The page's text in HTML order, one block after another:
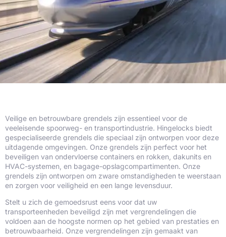
Veilige en betrouwbare grendels zijn essentieel voor de
veeleisende spoorweg- en transportindustrie. Hingelocks biedt
gespecialiseerde grendels die speciaal zijn ontworpen voor deze
uitdagende omgevingen. Onze grendels zijn perfect voor het
beveiligen van ondervloerse containers en rokken, dakunits en
HVAC-systemen, en bagage-opslagcompartimenten. Onze
grendels zijn ontworpen om zware omstandigheden te weerstaan
en zorgen voor veiligheid en een lange levensduur.
Stelt u zich de gemoedsrust eens voor dat uw
transporteenheden beveiligd zijn met vergrendelingen die
voldoen aan de hoogste normen op het gebied van prestaties en
betrouwbaarheid. Onze vergrendelingen zijn gemaakt van